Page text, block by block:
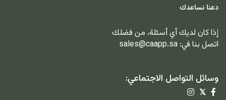
دعنا نساعدك
إذا كان لديك أي أسئلة، من فضلك
اتصل بنا في: sales@caapp.sa
وسائل التواصل الاجتماعي:
𝕏